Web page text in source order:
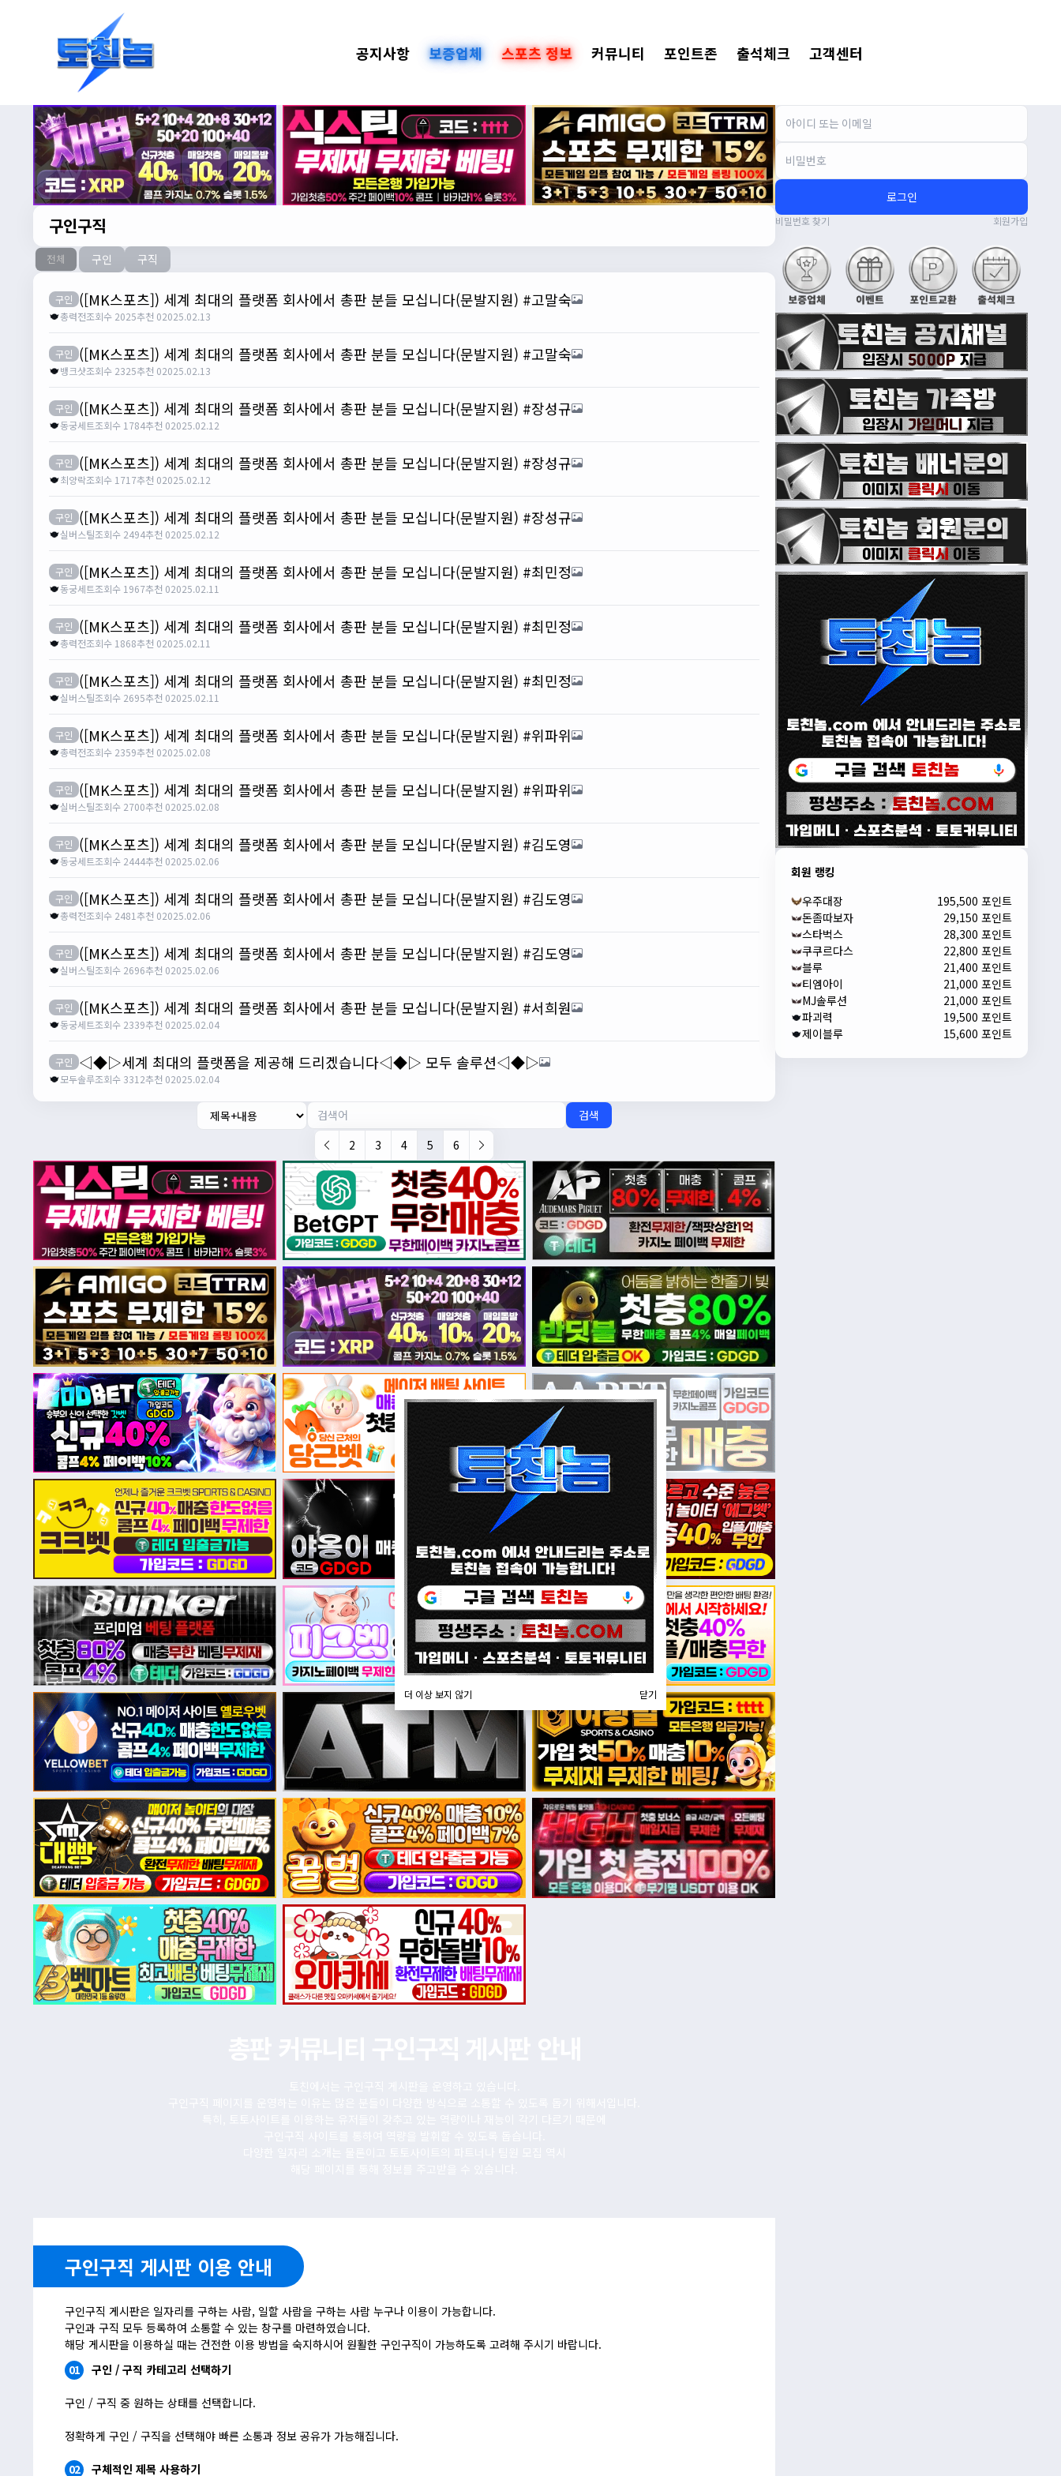
공지사항 보증업체 스포츠 정보 커뮤니티 포인트존 출석체크 고객센터
구인구직
전체 구인 구직
구인 ([MK스포츠]) 세계 최대의 플랫폼 회사에서 총판 분들 모십니다(문발지원) #고말숙
총력전조회수 2025추천 02025.02.13
구인 ([MK스포츠]) 세계 최대의 플랫폼 회사에서 총판 분들 모십니다(문발지원) #고말숙
뱅크샷조회수 2325추천 02025.02.13
구인 ([MK스포츠]) 세계 최대의 플랫폼 회사에서 총판 분들 모십니다(문발지원) #장성규
동궁세트조회수 1784추천 02025.02.12
구인 ([MK스포츠]) 세계 최대의 플랫폼 회사에서 총판 분들 모십니다(문발지원) #장성규
최양락조회수 1717추천 02025.02.12
구인 ([MK스포츠]) 세계 최대의 플랫폼 회사에서 총판 분들 모십니다(문발지원) #장성규
실버스틸조회수 2494추천 02025.02.12
구인 ([MK스포츠]) 세계 최대의 플랫폼 회사에서 총판 분들 모십니다(문발지원) #최민정
동궁세트조회수 1967추천 02025.02.11
구인 ([MK스포츠]) 세계 최대의 플랫폼 회사에서 총판 분들 모십니다(문발지원) #최민정
총력전조회수 1868추천 02025.02.11
구인 ([MK스포츠]) 세계 최대의 플랫폼 회사에서 총판 분들 모십니다(문발지원) #최민정
실버스틸조회수 2695추천 02025.02.11
구인 ([MK스포츠]) 세계 최대의 플랫폼 회사에서 총판 분들 모십니다(문발지원) #위파위
총력전조회수 2359추천 02025.02.08
구인 ([MK스포츠]) 세계 최대의 플랫폼 회사에서 총판 분들 모십니다(문발지원) #위파위
실버스틸조회수 2700추천 02025.02.08
구인 ([MK스포츠]) 세계 최대의 플랫폼 회사에서 총판 분들 모십니다(문발지원) #김도영
동궁세트조회수 2444추천 02025.02.06
구인 ([MK스포츠]) 세계 최대의 플랫폼 회사에서 총판 분들 모십니다(문발지원) #김도영
총력전조회수 2481추천 02025.02.06
구인 ([MK스포츠]) 세계 최대의 플랫폼 회사에서 총판 분들 모십니다(문발지원) #김도영
실버스틸조회수 2696추천 02025.02.06
구인 ([MK스포츠]) 세계 최대의 플랫폼 회사에서 총판 분들 모십니다(문발지원) #서희원
동궁세트조회수 2339추천 02025.02.04
구인 ◁◆▷세계 최대의 플랫폼을 제공해 드리겠습니다◁◆▷ 모두 솔루션◁◆▷
모두솔루조회수 3312추천 02025.02.04
검색
2
3 4 5 6
구인구직 게시판 이용 안내
구인구직 게시판은 일자리를 구하는 사람, 일할 사람을 구하는 사람 누구나 이용이 가능합니다.
구인과 구직 모두 등록하여 소통할 수 있는 창구를 마련하였습니다.
해당 게시판을 이용하실 때는 건전한 이용 방법을 숙지하시어 원활한 구인구직이 가능하도록 고려해 주시기 바랍니다.
01
구인 / 구직 카테고리 선택하기
구인 / 구직 중 원하는 상태를 선택합니다.
정확하게 구인 / 구직을 선택해야 빠른 소통과 정보 공유가 가능해집니다.
02 구체적인 제목 사용하기
로그인
비밀번호 찾기 회원가입
회원 랭킹
우주대장
195,500 포인트
돈좀따보자
29,150 포인트
스타벅스
28,300 포인트
쿠쿠르다스
22,800 포인트
블루
21,400 포인트
티엠아이
21,000 포인트
MJ솔루션
21,000 포인트
파괴력
19,500 포인트
제이블루
15,600 포인트
더 이상 보지 않기 닫기